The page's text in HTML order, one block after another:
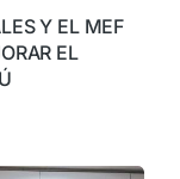
Y EL MEF
EL